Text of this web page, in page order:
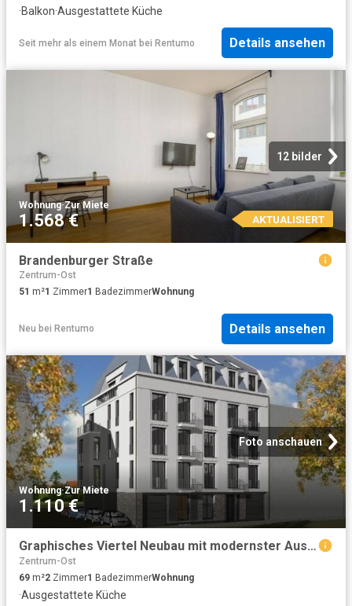
·Balkon·Ausgestattete Küche
Seit mehr als einem Monat bei Rentumo Details ansehen
12 bilder
Wohnung·Zur Miete
1.568 € AKTUALISIERT
Brandenburger Straße
Zentrum-Ost
51 m²1 Zimmer1 BadezimmerWohnung
Neu bei Rentumo Details ansehen
Foto anschauen
Wohnung·Zur Miete
1.110 €
Graphisches Viertel Neubau mit modernster Ausstattung, hochwertiger EBK und eigenem Gartenanteil
Zentrum-Ost
69 m²2 Zimmer1 BadezimmerWohnung
·Ausgestattete Küche